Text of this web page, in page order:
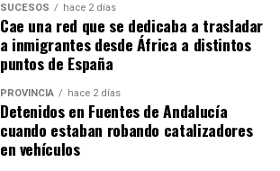
SUCESOS hace 2 días
Cae una red que se dedicaba a trasladar
a inmigrantes desde África a distintos
puntos de España
PROVINCIA hace 2 días
Detenidos en Fuentes de Andalucía
cuando estaban robando catalizadores
en vehículos